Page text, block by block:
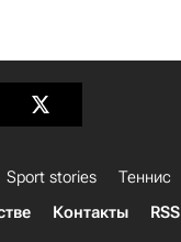
Sport stories Теннис
Контакты RSS